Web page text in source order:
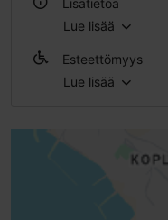
Lisätietoa
Lue lisää
Esteettömyys
Esteetön
Esteetön
Esteetön
Lue lisää